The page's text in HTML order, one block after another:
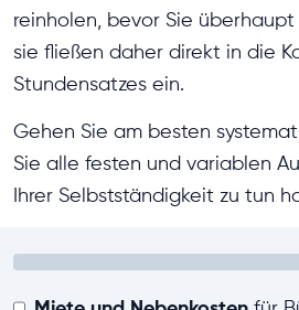
reinholen, bevor Sie
sie fließen daher direkt in die
Stundensatzes ein.
Gehen Sie am besten
Sie alle festen und variablen
Ihrer Selbstständigkeit zu tun